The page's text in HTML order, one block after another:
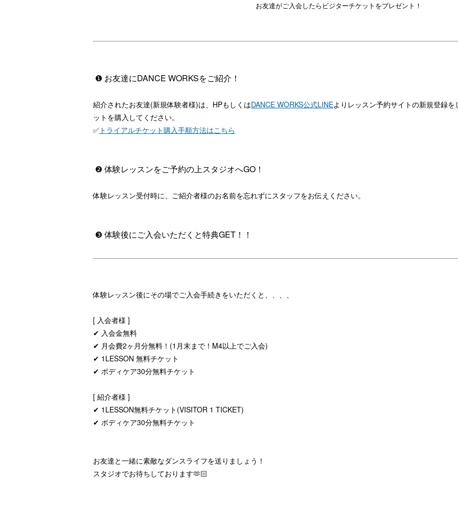
お友達がご入会したらビジターチケットをプレゼント！
❶ お友達にDANCE WORKSをご紹介！
紹介されたお友達(新規体験者様)は、HPもしくはDANCE WORKS公式LINEよりレッスン予約サイトの新規登録
ットを購入してください。
✅ トライアルチケット購入手順方法はこちら
❷ 体験レッスンをご予約の上スタジオへGO！
体験レッスン受付時に、ご紹介者様のお名前を忘れずにスタッフをお伝えください。
❸ 体験後にご入会いただくと特典GET！！
体験レッスン後にその場でご入会手続きをいただくと、、、、
[ 入会者様 ]
✔︎ 入会金無料
✔︎ 月会費2ヶ月分無料！(1月末まで！M4以上でご入会)
✔︎ 1LESSON 無料チケット
✔︎ ボディケア30分無料チケット
[ 紹介者様 ]
✔︎ 1LESSON無料チケット(VISITOR 1 TICKET)
✔︎ ボディケア30分無料チケット
お友達と一緒に素敵なダンスライフを送りましょう！
スタジオでお待ちしております🫶🏻